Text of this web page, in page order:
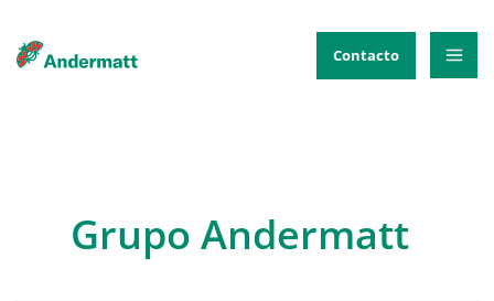
al
Contacto
Grupo Andermatt